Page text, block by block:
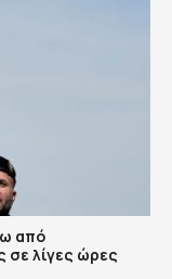
από
σε λίγες ώρες